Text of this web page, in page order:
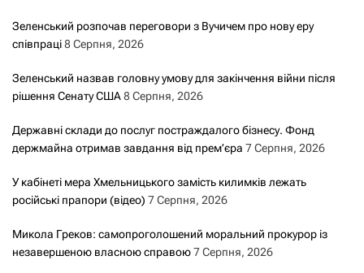
з
з
а
и
с
Зеленський розпочав переговори з Вучичем про нову еру
співпраці8 Серпня, 2026
Зеленський назвав головну умову для закінчення війни після
рішення Сенату США8 Серпня, 2026
Державні склади до послуг постраждалого бізнесу. Фонд
держмайна отримав завдання від прем’єра 7 Серпня, 2026
У кабінеті мера Хмельницького замість килимків лежать
російські прапори (відео) 7 Серпня, 2026
Микола Греков: самопроголошений моральний прокурор із
незавершеною власною справою7 Серпня, 2026